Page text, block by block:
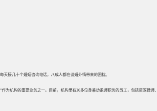
接几十个婚姻咨询电话，八成人都在谈婚外情带来的困扰。
为机构的重要业务之一。目前，机构里有30多位身兼劝退师职务的员工，包括资深律师、